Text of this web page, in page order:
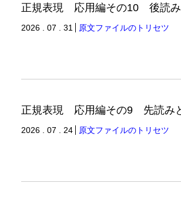
正規表現 応用編その10 後読み
2026 . 07 . 31 原文ファイルのトリセツ
2026 . 07 . 24 原文ファイルのトリセツ